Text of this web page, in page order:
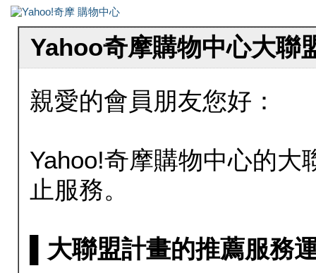
Yahoo奇摩購物中心大聯
親愛的會員朋友您好：
Yahoo!奇摩購物中心的大
止服務。
▌大聯盟計畫的推薦服務